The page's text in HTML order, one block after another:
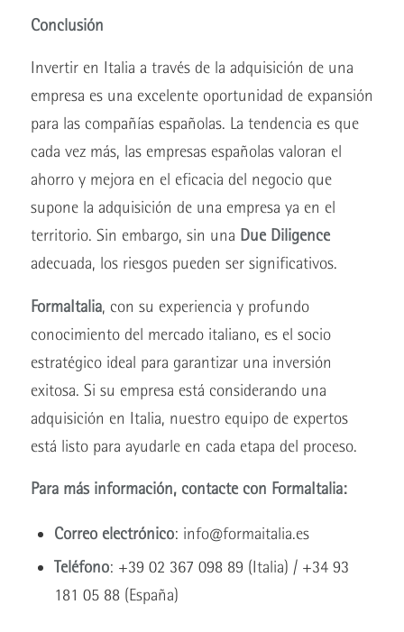
Conclusión
Invertir en Italia a través de la adquisición de una
empresa es una excelente oportunidad de expansión
para las compañías españolas. La tendencia es que
cada vez más, las empresas españolas valoran el
ahorro y mejora en el eficacia del negocio que
supone la adquisición de una empresa ya en el
territorio. Sin embargo, sin una Due Diligence
adecuada, los riesgos pueden ser significativos.
FormaItalia, con su experiencia y profundo
conocimiento del mercado italiano, es el socio
estratégico ideal para garantizar una inversión
exitosa. Si su empresa está considerando una
adquisición en Italia, nuestro equipo de expertos
está listo para ayudarle en cada etapa del proceso.
Para más información, contacte con FormaItalia:
Correo electrónico: info@formaitalia.es
Teléfono: +39 02 367 098 89 (Italia) / +34 93
181 05 88 (España)